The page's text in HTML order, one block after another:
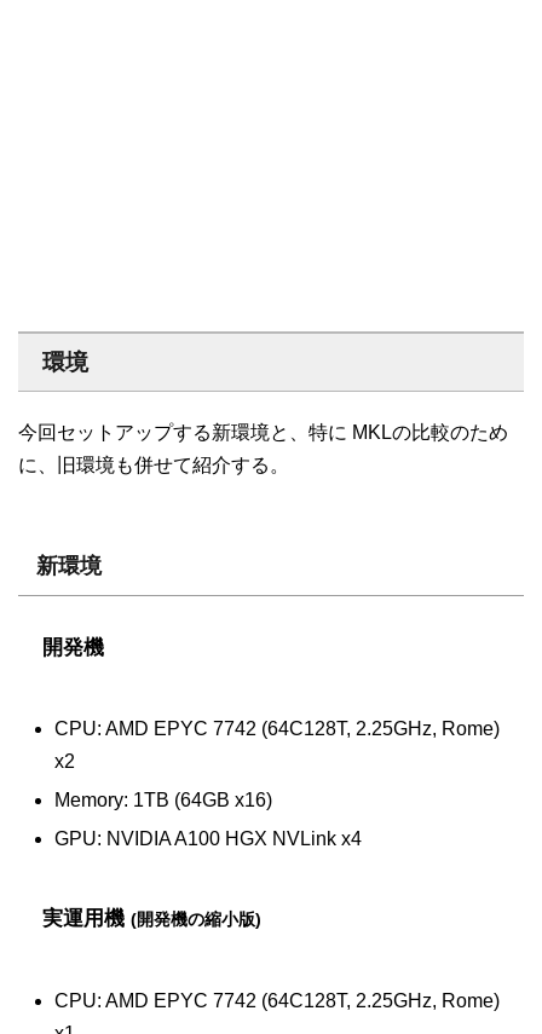
環境
今回セットアップする新環境と、特に MKLの比較のため
に、旧環境も併せて紹介する。
新環境
開発機
CPU: AMD EPYC 7742 (64C128T, 2.25GHz, Rome)
x2
Memory: 1TB (64GB x16)
GPU: NVIDIA A100 HGX NVLink x4
実運用機 (開発機の縮小版)
CPU: AMD EPYC 7742 (64C128T, 2.25GHz, Rome)